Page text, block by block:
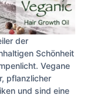
der
Schönheit
Vegane
pflanzlicher
und sind eine